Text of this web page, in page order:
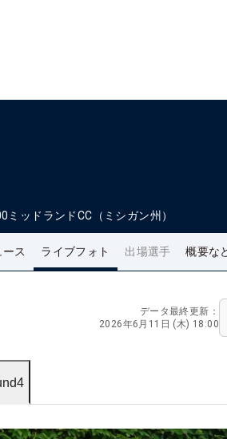
ミッドランドCC（ミシガン州）
ース ライブフォト 出場選手 概要な
データ最終更新：
2026年6月11日 (木) 18:00